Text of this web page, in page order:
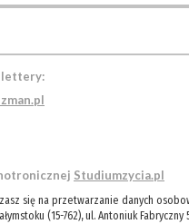
Studiumzycia.pl
się na przetwarzanie danych
(15-762), ul. Antoniuk